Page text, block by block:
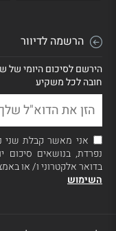
הרשמה לדיוור
הירשם לסיכום היומי של
חובה לכל משקיע
אני מאשר קבלת שני
נפרדת, בנושאים סיכום
בדואר אלקטרוני ו/ או
השימוש